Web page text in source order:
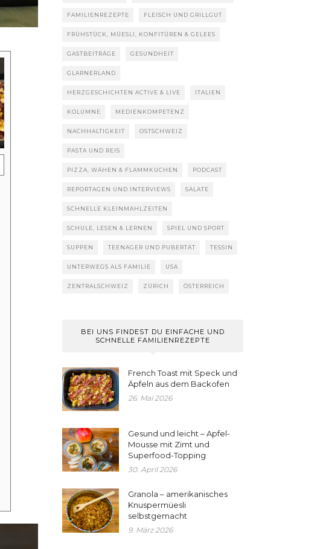
FAMILIENREZEPTE FLEISCH UND GRILLGUT
FRÜHSTÜCK, MÜESLI, KONFITÜREN & GELEES
GASTBEITRÄGE GESUNDHEIT
GLARNERLAND
HERZGESCHICHTEN ACTIVE & LIVE ITALIEN
KOLUMNE MEDIENKOMPETENZ
NACHHALTIGKEIT OSTSCHWEIZ
PASTA UND REIS
PIZZA, WÄHEN & FLAMMKUCHEN PODCAST
REPORTAGEN UND INTERVIEWS SALATE
SCHNELLE KLEINMAHLZEITEN
SCHULE, LESEN & LERNEN SPIEL UND SPORT
SUPPEN TEENAGER UND PUBERTÄT TESSIN
UNTERWEGS ALS FAMILIE USA
ZENTRALSCHWEIZ ZÜRICH ÖSTERREICH
BEI UNS FINDEST DU EINFACHE UND
SCHNELLE FAMILIENREZEPTE
French Toast mit Speck und
Äpfeln aus dem Backofen
26. Mai 2026
Gesund und leicht – Apfel-
Mousse mit Zimt und
Superfood-Topping
30. April 2026
Granola – amerikanisches
Knuspermüesli
selbstgemacht
9. März 2026